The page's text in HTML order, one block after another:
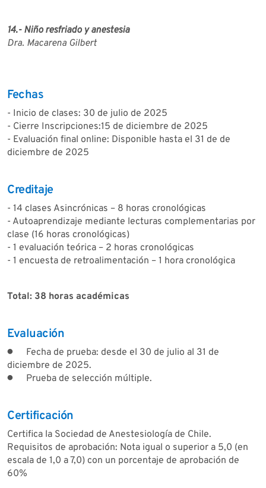
14.- Niño resfriado y anestesia
Dra. Macarena Gilbert
Fechas
- Inicio de clases: 30 de julio de 2025
- Cierre Inscripciones:15 de diciembre de 2025
- Evaluación final online: Disponible hasta el 31 de de
diciembre de 2025
Creditaje
- 14 clases Asincrónicas – 8 horas cronológicas
- Autoaprendizaje mediante lecturas complementarias por
clase (16 horas cronológicas)
- 1 evaluación teórica – 2 horas cronológicas
- 1 encuesta de retroalimentación – 1 hora cronológica
Total: 38 horas académicas
Evaluación
●
Fecha de prueba: desde el 30 de julio al 31 de
diciembre de 2025.
●
Prueba de selección múltiple.
Certificación
Certifica la Sociedad de Anestesiología de Chile.
Requisitos de aprobación: Nota igual o superior a 5,0 (en
escala de 1,0 a 7,0) con un porcentaje de aprobación de
60%